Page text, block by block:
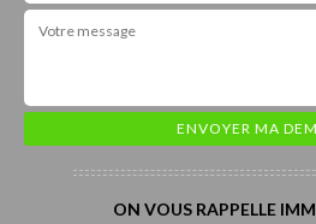
ON VOUS RAPPELLE